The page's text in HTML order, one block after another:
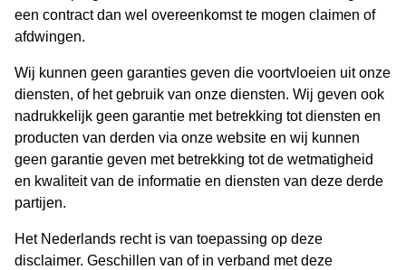
een contract dan wel overeenkomst te mogen claimen of
afdwingen.
Wij kunnen geen garanties geven die voortvloeien uit onze
diensten, of het gebruik van onze diensten. Wij geven ook
nadrukkelijk geen garantie met betrekking tot diensten en
producten van derden via onze website en wij kunnen
geen garantie geven met betrekking tot de wetmatigheid
en kwaliteit van de informatie en diensten van deze derde
partijen.
Het Nederlands recht is van toepassing op deze
disclaimer. Geschillen van of in verband met deze